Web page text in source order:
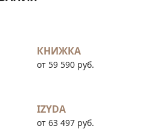
КНИЖКА
от 59 590 руб.
IZYDA
от 63 497 руб.